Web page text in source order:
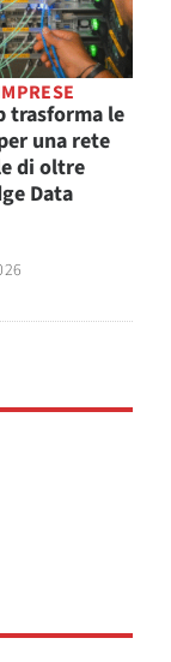
trasforma le
una rete
di oltre
Data